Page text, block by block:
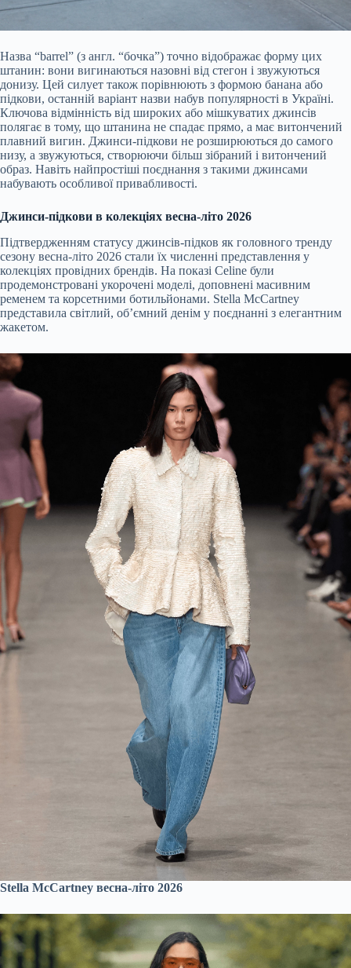
Назва “barrel” (з англ. “бочка”) точно відображає форму цих
штанин: вони вигинаються назовні від стегон і звужуються
донизу. Цей силует також порівнюють з формою банана або
підкови, останній варіант назви набув популярності в Україні.
Ключова відмінність від широких або мішкуватих джинсів
полягає в тому, що штанина не спадає прямо, а має витончений
плавний вигин. Джинси-підкови не розширюються до самого
низу, а звужуються, створюючи більш зібраний і витончений
образ. Навіть найпростіші поєднання з такими джинсами
набувають особливої привабливості.
Джинси-підкови в колекціях весна-літо 2026
Підтвердженням статусу джинсів-підков як головного тренду
сезону весна-літо 2026 стали їх численні представлення у
колекціях провідних брендів. На показі Celine були
продемонстровані укорочені моделі, доповнені масивним
ременем та корсетними ботильйонами. Stella McCartney
представила світлий, об’ємний денім у поєднанні з елегантним
жакетом.
Stella McCartney весна-літо 2026